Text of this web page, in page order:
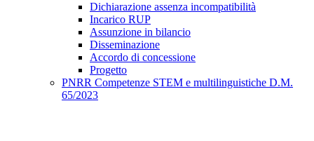
Dichiarazione assenza incompatibilità
Incarico RUP
Assunzione in bilancio
Disseminazione
Accordo di concessione
Progetto
PNRR Competenze STEM e multilinguistiche D.M.
65/2023